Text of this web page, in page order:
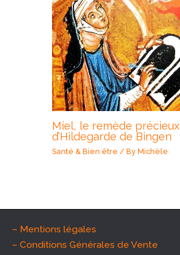
Miel, le remède précieux
d’Hildegarde de Bingen
Santé & Bien être / ByMichèle
– Mentions légales
– Conditions Générales de Vente